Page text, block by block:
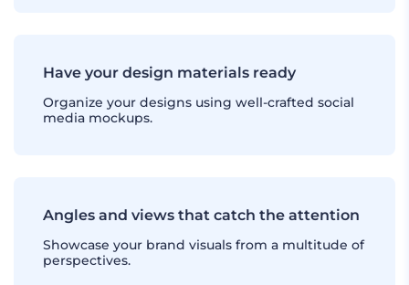
Have your design materials ready
Organize your designs using well-crafted social
media mockups.
Angles and views that catch the attention
Showcase your brand visuals from a multitude of
perspectives.